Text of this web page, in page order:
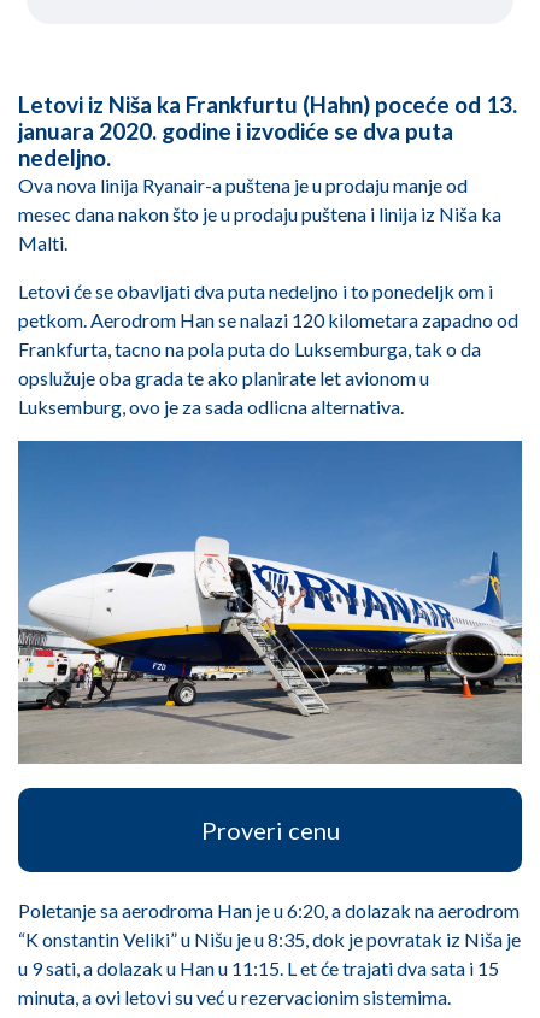
Letovi iz Niša ka Frankfurtu (Hahn) poceće od 13.
januara 2020. godine i izvodiće se dva puta
nedeljno.
Ova nova linija Ryanair-a puštena je u prodaju manje od
mesec dana nakon što je u prodaju puštena i linija iz Niša ka
Malti.
Letovi će se obavljati dva puta nedeljno i to ponedeljk om i
petkom. Aerodrom Han se nalazi 120 kilometara zapadno od
Frankfurta, tacno na pola puta do Luksemburga, tak o da
opslužuje oba grada te ako planirate let avionom u
Luksemburg, ovo je za sada odlicna alternativa.
Proveri cenu
Poletanje sa aerodroma Han je u 6:20, a dolazak na aerodrom
“K onstantin Veliki” u Nišu je u 8:35, dok je povratak iz Niša je
u 9 sati, a dolazak u Han u 11:15. L et će trajati dva sata i 15
minuta, a ovi letovi su već u rezervacionim sistemima.